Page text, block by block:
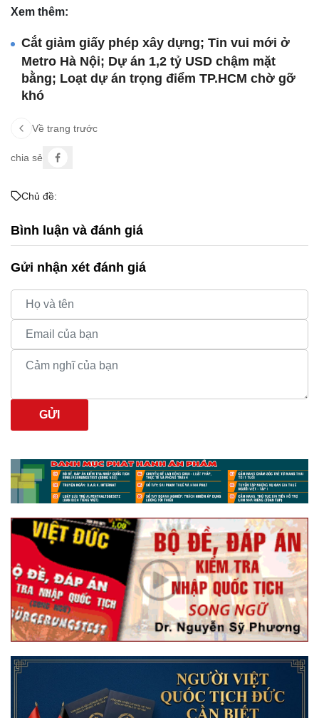
Xem thêm:
Cắt giảm giấy phép xây dựng; Tin vui mới ở
Metro Hà Nội; Dự án 1,2 tỷ USD chậm mặt
bằng; Loạt dự án trọng điểm TP.HCM chờ gỡ
khó
Về trang trước
chia sẻ
Chủ đề:
Bình luận và đánh giá
Gửi nhận xét đánh giá
GỬI